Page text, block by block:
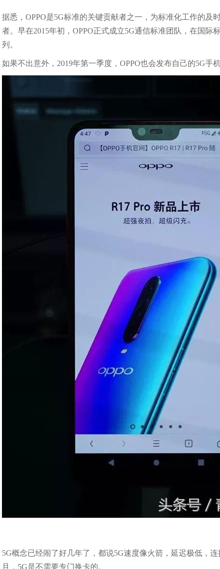
据悉，OPPO是5G标准的关键贡献者之一，为标准化工作的
者。早在2015年初，OPPO正式成立5G通信标准团队，在国际
列。
如果不出意外，2019年第一季度，OPPO也会发布自己的5G手
5G概念已经闹了好几年了，都说5G速度像火箭，延迟极低，
且，5G是不需要专门换卡的。